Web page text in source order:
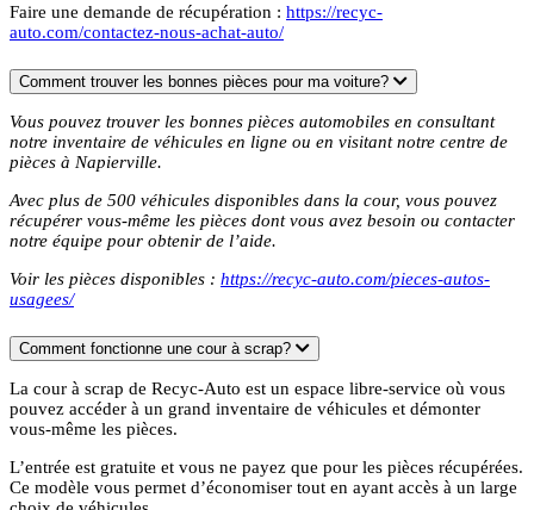
Faire une demande de récupération : https://recyc-
auto.com/contactez-nous-achat-auto/
Comment trouver les bonnes pièces pour ma voiture?
Vous pouvez trouver les bonnes pièces automobiles en consultant
notre inventaire de véhicules en ligne ou en visitant notre centre de
pièces à Napierville.
Avec plus de 500 véhicules disponibles dans la cour, vous pouvez
récupérer vous-même les pièces dont vous avez besoin ou contacter
notre équipe pour obtenir de l’aide.
Voir les pièces disponibles : https://recyc-auto.com/pieces-autos-
usagees/
Comment fonctionne une cour à scrap?
La cour à scrap de Recyc-Auto est un espace libre-service où vous
pouvez accéder à un grand inventaire de véhicules et démonter
vous-même les pièces.
L’entrée est gratuite et vous ne payez que pour les pièces récupérées.
Ce modèle vous permet d’économiser tout en ayant accès à un large